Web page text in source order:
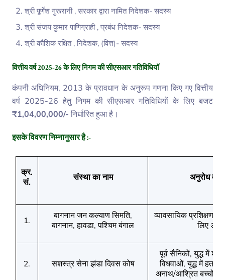
श्री पूर्णेश गुरूरानी , सरकार द्वारा नामित निदेशक- सदस्य
श्री संजय कुमार पाणिग्राही , प्रबंध निदेशक- सदस्य
श्री कौशिक रक्षित , निदेशक, (वित्त)- सदस्य
वित्तीय वर्ष 2025-26 के लिए निगम की सीएसआर गतिविधियॉ
कंपनी अधिनियम, 2013 के प्रावधान के अनुरूप गणना किए गए वित्तीय
वर्ष 2025-26 हेतु निगम की सीएसआर गतिविधियों के लिए बजट
₹1,04,00,000/- निर्धारित हुआ है।
इसके विवरण निम्‍नानुसार है:-
क्र.
सं. संस्था का नाम अनुरोध का
1.
बागनान जन कल्‍याण सिमति,
बागनान,हावडा,पश्चिम बंगाल
व्यावसायिक प्रशिक्षण
लिए
2. सशस्त्र सेना झंडा दिवस कोष
पूर्व सैनिकों,युद्ध में
विधवाओं,युद्ध में
अनाथ/आश्रित बच्चों